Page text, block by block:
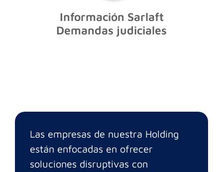
Información Sarlaft
Demandas judiciales
Las empresas de nuestra Holding
están enfocadas en ofrecer
soluciones disruptivas con